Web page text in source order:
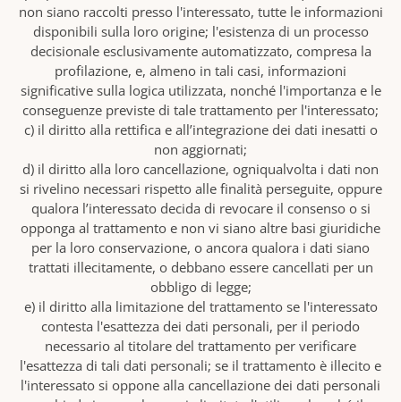
non siano raccolti presso l'interessato, tutte le informazioni
disponibili sulla loro origine; l'esistenza di un processo
decisionale esclusivamente automatizzato, compresa la
profilazione, e, almeno in tali casi, informazioni
significative sulla logica utilizzata, nonché l'importanza e le
conseguenze previste di tale trattamento per l'interessato;
c) il diritto alla rettifica e all’integrazione dei dati inesatti o
non aggiornati;
d) il diritto alla loro cancellazione, ogniqualvolta i dati non
si rivelino necessari rispetto alle finalità perseguite, oppure
qualora l’interessato decida di revocare il consenso o si
opponga al trattamento e non vi siano altre basi giuridiche
per la loro conservazione, o ancora qualora i dati siano
trattati illecitamente, o debbano essere cancellati per un
obbligo di legge;
e) il diritto alla limitazione del trattamento se l'interessato
contesta l'esattezza dei dati personali, per il periodo
necessario al titolare del trattamento per verificare
l'esattezza di tali dati personali; se il trattamento è illecito e
l'interessato si oppone alla cancellazione dei dati personali